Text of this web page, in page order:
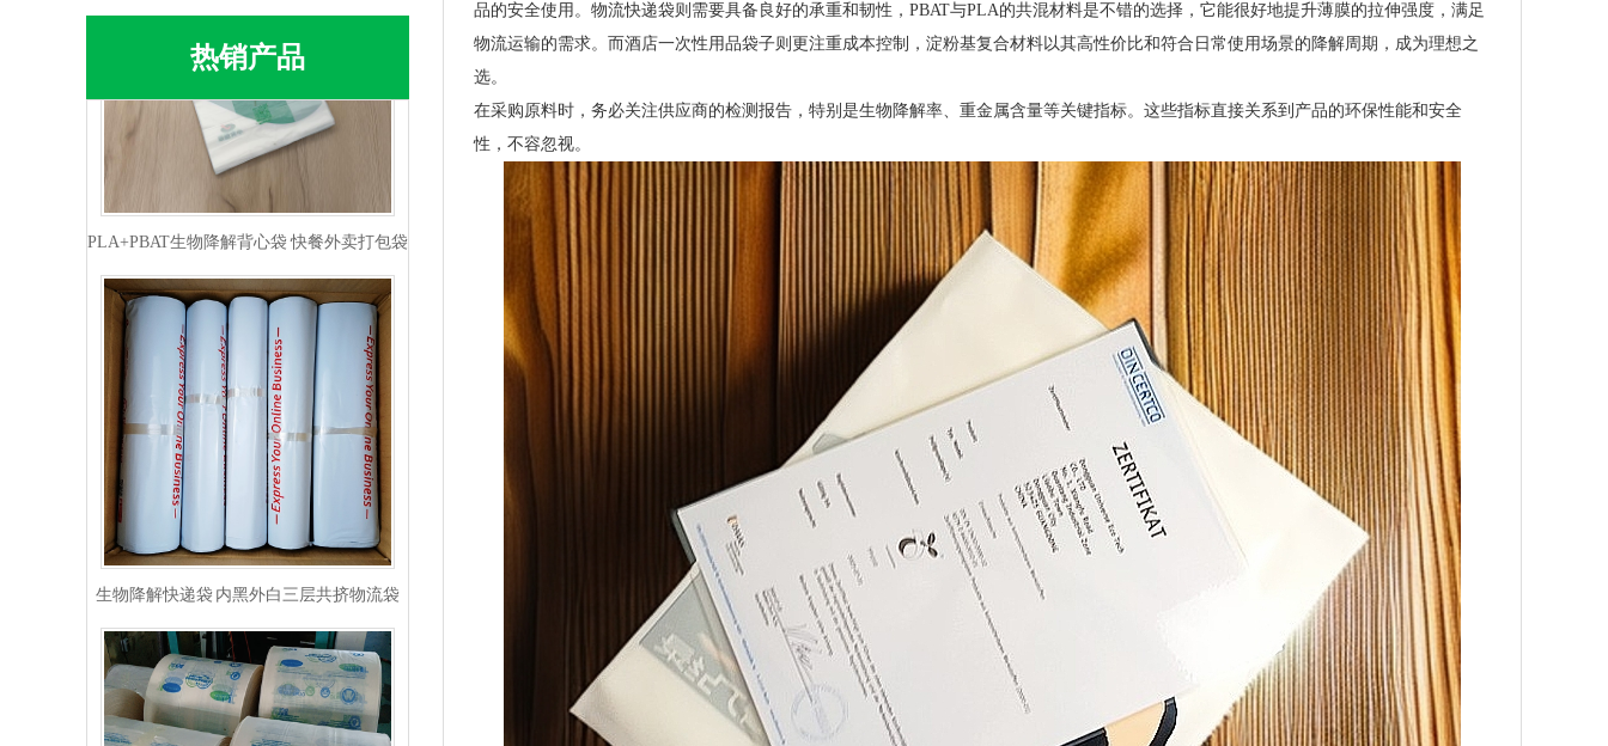
热销产品
PLA+PBAT生物降解背心袋 快餐外卖打包袋
生物降解快递袋 内黑外白三层共挤物流袋
品的安全使用。物流快递袋则需要具备良好的承重和韧性，PBAT与PLA的共混材料是不错的选择，它能很好地提升薄膜的拉伸强度，满足
物流运输的需求。而酒店一次性用品袋子则更注重成本控制，淀粉基复合材料以其高性价比和符合日常使用场景的降解周期，成为理想之
选。
在采购原料时，务必关注供应商的检测报告，特别是生物降解率、重金属含量等关键指标。这些指标直接关系到产品的环保性能和安全
性，不容忽视。